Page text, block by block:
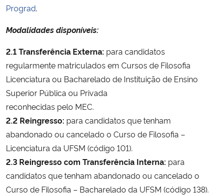
Banco Central do Brasil
Prograd.
Modalidades disponíveis:
2.1 Transferência Externa: para candidatos
regularmente matriculados em Cursos de Filosofia
Licenciatura ou Bacharelado de Instituição de Ensino
Superior Pública ou Privada
reconhecidas pelo MEC.
2.2 Reingresso: para candidatos que tenham
abandonado ou cancelado o Curso de Filosofia –
Licenciatura da UFSM (código 101).
2.3 Reingresso com Transferência Interna: para
candidatos que tenham abandonado ou cancelado o
Curso de Filosofia – Bacharelado da UFSM (código 138).